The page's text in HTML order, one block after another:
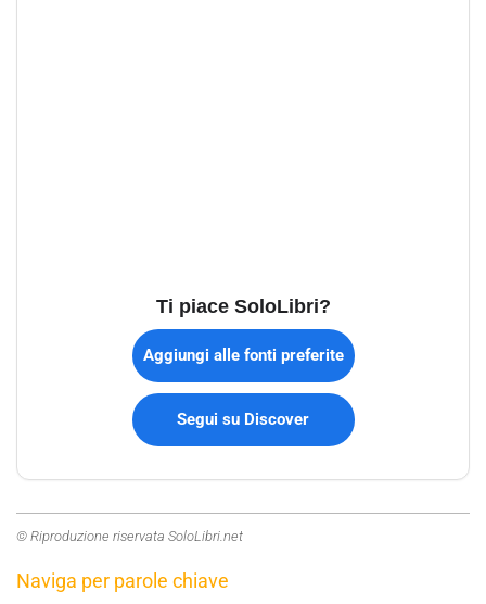
Ti piace SoloLibri?
Aggiungi alle fonti preferite
Segui su Discover
© Riproduzione riservata SoloLibri.net
Naviga per parole chiave